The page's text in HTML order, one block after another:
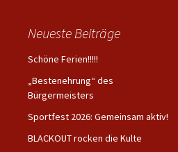
Neueste Beiträge
Schöne Ferien!!!!!
„Bestenehrung“ des
Bürgermeisters
Sportfest 2026: Gemeinsam aktiv!
BLACKOUT rocken die Kulte